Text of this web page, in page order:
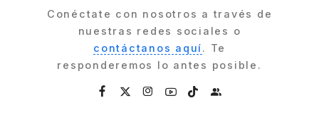
Conéctate con nosotros a través de
nuestras redes sociales o
contáctanos aquí. Te
responderemos lo antes posible.